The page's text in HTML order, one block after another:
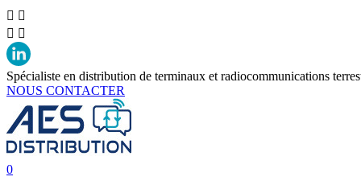
 
 
Spécialiste en distribution de terminaux et radiocommunications
NOUS CONTACTER
0